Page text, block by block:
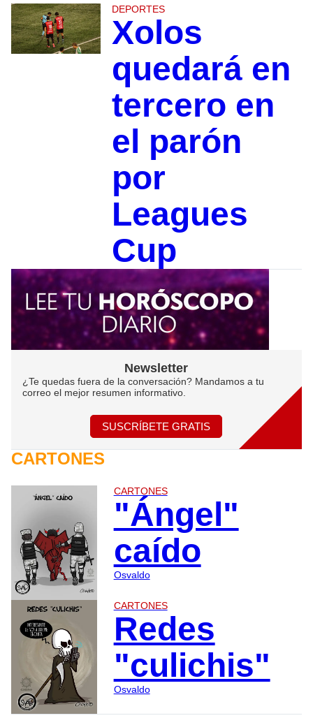
DEPORTES
Xolos
quedará en
tercero en
el parón
por
Leagues
Cup
Newsletter
¿Te quedas fuera de la conversación? Mandamos a tu
correo el mejor resumen informativo.
SUSCRÍBETE GRATIS
CARTONES
CARTONES
"Ángel"
caído
Osvaldo
CARTONES
Redes
"culichis"
Osvaldo